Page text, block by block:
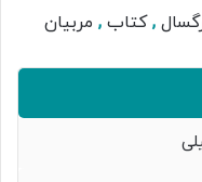
,کتاب , مربیان